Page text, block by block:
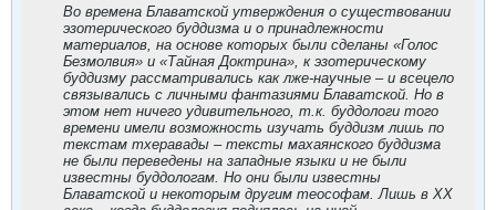
Во времена Блаватской утверждения о существовании
эзотерического буддизма и о принадлежности
материалов, на основе которых были сделаны «Голос
Безмолвия» и «Тайная Доктрина», к эзотерическому
буддизму рассматривались как лже-научные – и всецело
связывались с личными фантазиями Блаватской. Но в
этом нет ничего удивительного, т.к. буддологи того
времени имели возможность изучать буддизм лишь по
текстам тхеравады – тексты махаянского буддизма
не были переведены на западные языки и не были
известны буддологам. Но они были известны
Блаватской и некоторым другим теософам. Лишь в XX